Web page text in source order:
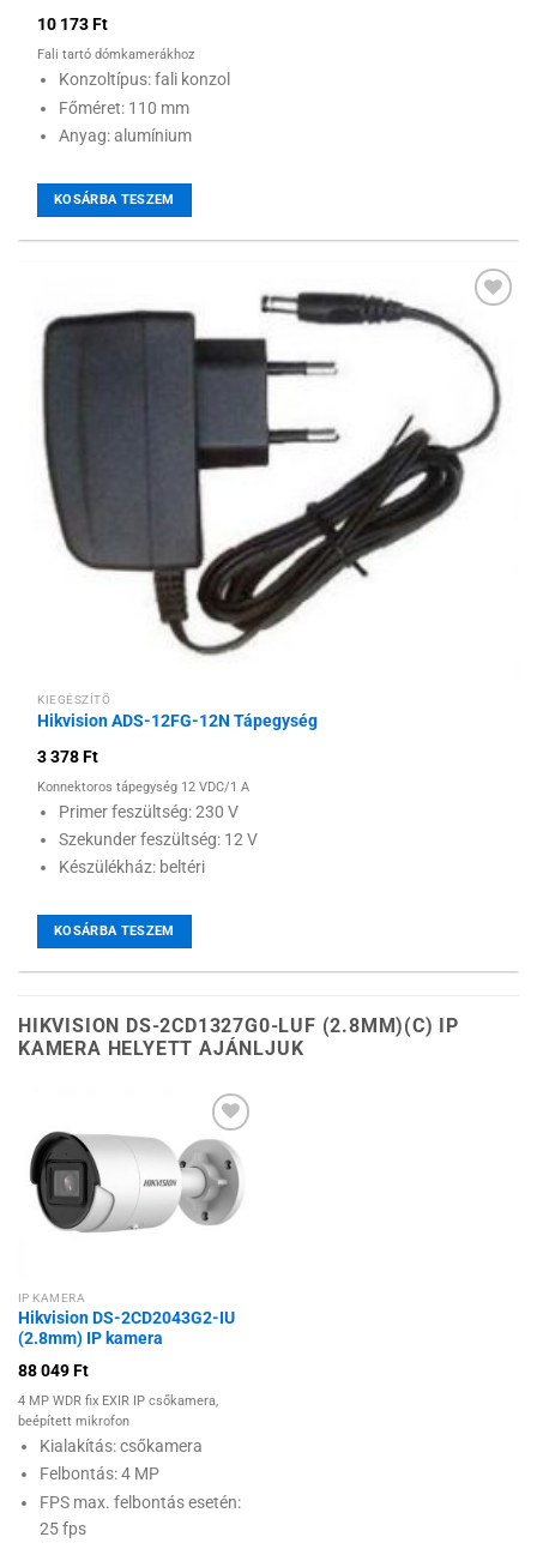
10 173Ft
Fali tartó dómkamerákhoz
Konzoltípus: fali konzol
Főméret: 110 mm
Anyag: alumínium
KOSÁRBA TESZEM
Hozzáadás a
kívánságlistához
KIEGÉSZÍTŐ
Hikvision ADS-12FG-12N Tápegység
3 378Ft
Konnektoros tápegység 12 VDC/1 A
Primer feszültség: 230 V
Szekunder feszültség: 12 V
Készülékház: beltéri
KOSÁRBA TESZEM
HIKVISION DS-2CD1327G0-LUF (2.8MM)(C) IP
KAMERA HELYETT AJÁNLJUK
Hozzáadás a
kívánságlistához
IP KAMERA
Hikvision DS-2CD2043G2-IU
(2.8mm) IP kamera
88 049Ft
4 MP WDR fix EXIR IP csőkamera,
beépített mikrofon
Kialakítás: csőkamera
Felbontás: 4 MP
FPS max. felbontás esetén:
25 fps